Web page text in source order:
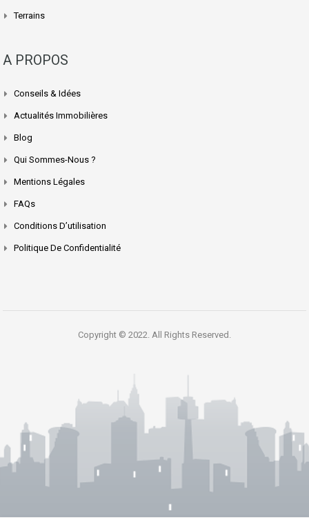
Terrains
A PROPOS
Conseils & Idées
Actualités Immobilières
Blog
Qui Sommes-Nous ?
Mentions Légales
FAQs
Conditions D’utilisation
Politique De Confidentialité
Copyright © 2022. All Rights Reserved.